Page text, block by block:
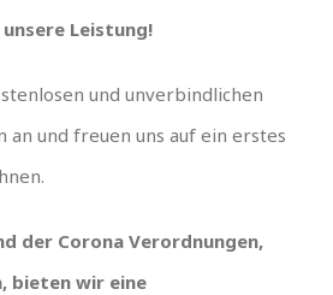
Leistung!
und unverbindlichen
an und freuen uns auf ein erstes
der Corona Verordnungen,
bieten wir eine